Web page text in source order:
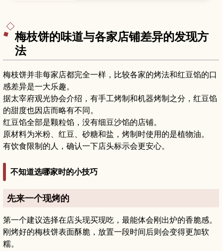
梅枝饼的味道与各家店铺差异的发现方
法
梅枝饼并非每家店都完全一样，比较各家的烤法和红豆馅的口
感差异是一大乐趣。
据太宰府观光协会介绍，有手工烤制和机器烤制之分，红豆馅
的甜度也因店而略有不同。
红豆馅全部是颗粒馅，没有细豆沙馅的店铺。
原材料为米粉、红豆、砂糖和盐，烤制时使用的是植物油。
有饮食限制的人，确认一下店头标示会更安心。
不知道选哪家时的小技巧
先来一个现烤的
第一个建议选择在店头现买现吃，最能体会刚出炉的香脆感。
刚烤好的梅枝饼表面酥脆，放置一段时间后则会变得更加软
糯。